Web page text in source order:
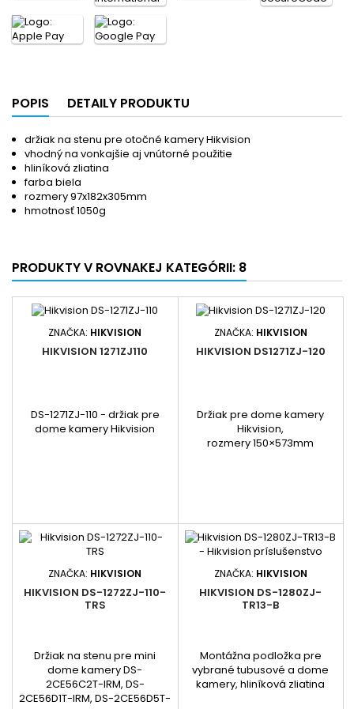
POPIS DETAILY PRODUKTU
držiak na stenu pre otočné kamery Hikvision
vhodný na vonkajšie aj vnútorné použitie
hliníková zliatina
farba biela
rozmery 97x182x305mm
hmotnosť 1050g
PRODUKTY V ROVNAKEJ KATEGÓRII: 8
ZNAČKA: HIKVISION
HIKVISION 1271ZJ110
DS-1271ZJ-110 - držiak pre
dome kamery Hikvision
ZNAČKA: HIKVISION
HIKVISION DS1271ZJ-120
Držiak pre dome kamery
Hikvision,
rozmery 150×573mm
ZNAČKA: HIKVISION
HIKVISION DS-1272ZJ-110-
TRS
Držiak na stenu pre mini
dome kamery DS-
2CE56C2T-IRM, DS-
2CE56D1T-IRM, DS-2CE56D5T-
ZNAČKA: HIKVISION
HIKVISION DS-1280ZJ-
TR13-B
Montážna podložka pre
vybrané tubusové a dome
kamery, hliníková zliatina